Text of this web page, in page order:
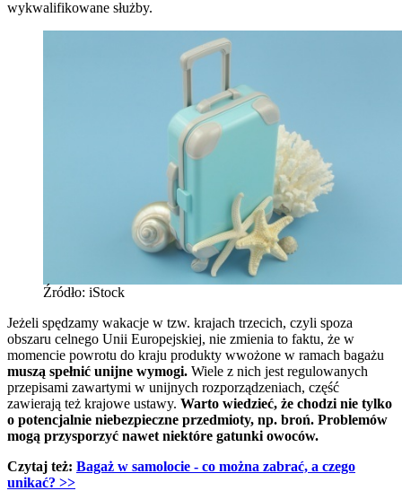
wykwalifikowane służby.
Źródło: iStock
Jeżeli spędzamy wakacje w tzw. krajach trzecich, czyli spoza
obszaru celnego Unii Europejskiej, nie zmienia to faktu, że w
momencie powrotu do kraju produkty wwożone w ramach bagażu
muszą spełnić unijne wymogi. Wiele z nich jest regulowanych
przepisami zawartymi w unijnych rozporządzeniach, część
zawierają też krajowe ustawy. Warto wiedzieć, że chodzi nie tylko
o potencjalnie niebezpieczne przedmioty, np. broń. Problemów
mogą przysporzyć nawet niektóre gatunki owoców.
Czytaj też: Bagaż w samolocie - co można zabrać, a czego
unikać? >>